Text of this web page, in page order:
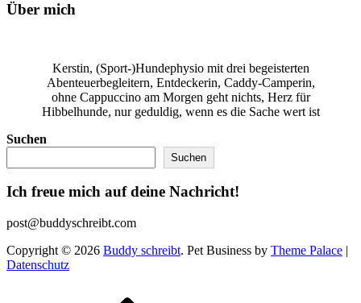
Über mich
Kerstin, (Sport-)Hundephysio mit drei begeisterten
Abenteuerbegleitern, Entdeckerin, Caddy-Camperin,
ohne Cappuccino am Morgen geht nichts, Herz für
Hibbelhunde, nur geduldig, wenn es die Sache wert ist
Suchen
Suchen
Ich freue mich auf deine Nachricht!
post@buddyschreibt.com
Copyright © 2026 Buddy schreibt. Pet Business by Theme Palace |
Datenschutz